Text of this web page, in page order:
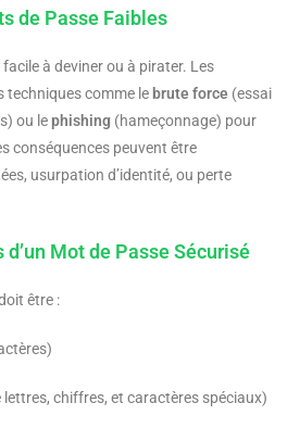
de Passe Faibles
à deviner ou à pirater. Les
techniques comme le brute force (essai
ou lephishing (hameçonnage) pour
conséquences peuvent être
usurpation d’identité, ou perte
Mot de Passe Sécurisé
être :
lettres, chiffres, et caractères spéciaux)